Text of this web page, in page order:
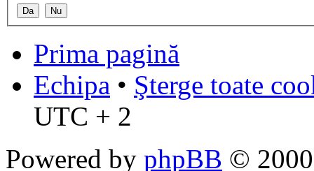
Prima pagină
Echipa • Şterge toate
UTC + 2
Powered by phpBB ©